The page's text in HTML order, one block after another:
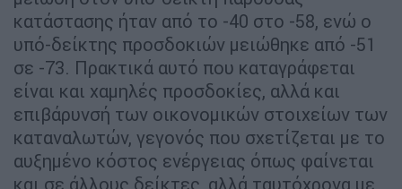
κατάστασης ήταν από το -40 στο -58, ενώ ο
υπό-δείκτης προσδοκιών μειώθηκε από -51
σε -73. Πρακτικά αυτό που καταγράφεται
είναι και χαμηλές προσδοκίες, αλλά και
επιβάρυνσή των οικονομικών στοιχείων των
καταναλωτών, γεγονός που σχετίζεται με το
αυξημένο κόστος ενέργειας όπως φαίνεται
και σε άλλους δείκτες, αλλά ταυτόχρονα με